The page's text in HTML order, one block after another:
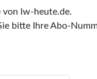
von lw-heute.de.
bitte Ihre Abo-